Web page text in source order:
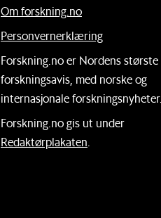
Om forskning.no
Personvernerklæring
Forskning.no er Nordens største
forskningsavis, med norske og
internasjonale forskningsnyheter.
Forskning.no gis ut under
Redaktørplakaten